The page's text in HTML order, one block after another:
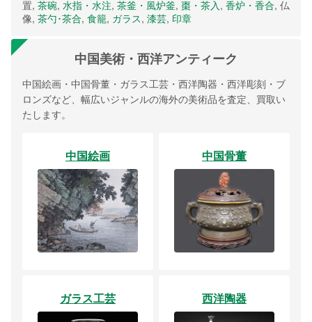
置, 茶碗, 水指・水注, 茶釜・風炉釜, 棗・茶入, 香炉・香合, 仏
像, 茶勺･茶合, 食籠, ガラス, 漆芸, 印章
中国美術・西洋アンティーク
中国絵画・中国骨董・ガラス工芸・西洋陶器・西洋彫刻・ブ
ロンズなど、幅広いジャンルの海外の美術品を査定、買取い
たします。
中国絵画 中国骨董
ガラス工芸 西洋陶器